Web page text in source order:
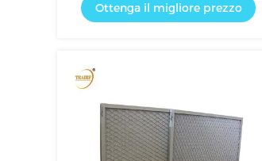
Ottenga il migliore prezzo